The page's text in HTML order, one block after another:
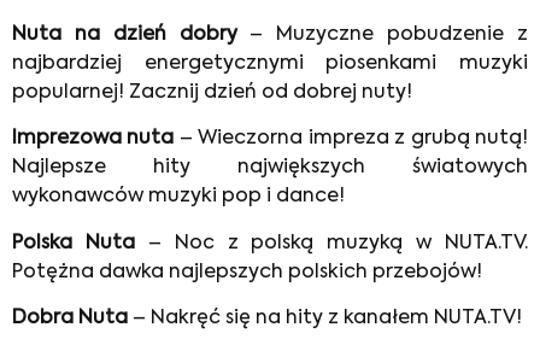
Nuta na dzień dobry– Muzyczne pobudzenie z
najbardziej energetycznymi piosenkami muzyki
popularnej! Zacznij dzień od dobrej nuty!
Imprezowa nuta – Wieczorna impreza z grubą nutą!
Najlepsze hity największych światowych
wykonawców muzyki pop i dance!
Polska Nuta– Noc z polską muzyką w NUTA.TV.
Potężna dawka najlepszych polskich przebojów!
Dobra Nuta – Nakręć się na hity z kanałem NUTA.TV!